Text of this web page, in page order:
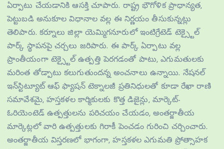
ఏర్పాటు చేయడానికి ఆసక్తి చూపారు. రాష్ట్ర భౌగోళిక ప్రాధాన్యత,
పెట్టుబడి అనుకూల విధానాల వల్ల ఈ నిర్ణయం తీసుకున్నట్లు
తెలిపారు. కర్నూలు జిల్లా యెమ్మిగనూరులో ఇంటిగ్రేటెడ్ టెక్స్టైల్
పార్క్ స్థాపనపై చర్చలు జరిపారు. ఈ పార్క్ ఏర్పాటు వల్ల
ప్రాంతీయంగా టెక్స్టైల్ ఉత్పత్తి పెరగడంతో పాటు, ఎగుమతులకు
మరింత తోడ్పాటు కలుగుతుందన్న అంచనాలు ఉన్నాయి. నేషనల్
ఇన్‌స్టిట్యూట్ ఆఫ్ ఫ్యాషన్ టెక్నాలజీ ప్రతినిధులతో కూడా రేఖా రాణి
సమావేశమై, హస్తకళల కార్మికులకు కొత్త డిజైన్లు, మార్కెట్-
ఓరియెంటెడ్ ఉత్పత్తులను పరిచయం చేయడం, అంతర్జాతీయ
మార్కెట్లలో వారి ఉత్పత్తులకు గిరాకీ పెంచడం గురించి చర్చించారు.
అంతర్జాతీయ విస్తరణలో భాగంగా, హస్తకళల ఎగుమతి ప్రోత్సాహక